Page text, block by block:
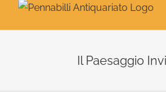
Il Paesaggio